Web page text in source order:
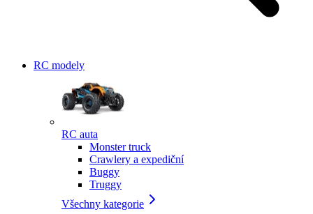
RC modely
RC auta
Monster truck
Crawlery a expediční
Buggy
Truggy
Všechny kategorie